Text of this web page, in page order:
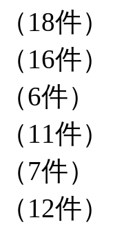
（18件）
（16件）
（6件）
（11件）
（7件）
（12件）